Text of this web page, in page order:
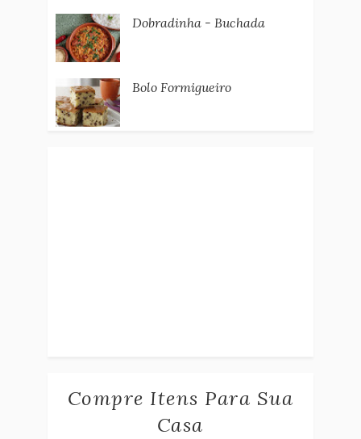
Dobradinha - Buchada
Bolo Formigueiro
Compre Itens Para Sua
Casa